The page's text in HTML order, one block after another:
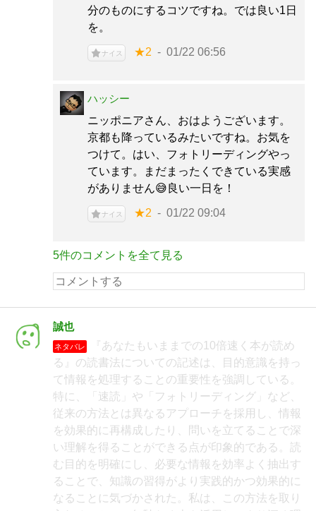
分のものにするコツですね。では良い1日
を。
ナイス ★2 01/22 06:56
ハッシー
ニッポニアさん、おはようございます。
京都も降っているみたいですね。お気を
つけて。はい、フォトリーディングやっ
ています。まだまったくできている実感
がありません😅良い一日を！
ナイス ★2 01/22 09:04
5件のコメントを全て見る
誠也
ネタバレ
『あなたもいままでの10倍速く本が読め
る』の読書法についての記述は、目的意識を持っ
て情報を処理することの重要性を強調している。
特に、「速読」や「フォトリーディング」など、
従来の方法とは異なるアプローチを採用し、情報
を効果的に再構成したり、問いを立てることで深
い理解を得ることができる点が印象的である。読
む目的を明確にし、必要な情報を効率よく抽出す
ることで、知識の習得がより実践的かつ効果的に
なることに気づかされた。私は、この方法を取り